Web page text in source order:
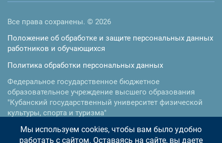
Все права сохранены. © 2026
Положение об обработке и защите персональных данных
работников и обучающихся
Политика обработки персональных данных
Федеральное государственное бюджетное
образовательное учреждение высшего образования
"Кубанский государственный университет физической
культуры, спорта и туризма"
350015, г. Краснодар ,ул.им. Буденного, 161
Телефон:+7 (861) 255-35-17, факс:+7 (861) 255-35-73
Мы используем cookies, чтобы вам было удобно
работать с сайтом. Оставаясь на сайте, вы даете